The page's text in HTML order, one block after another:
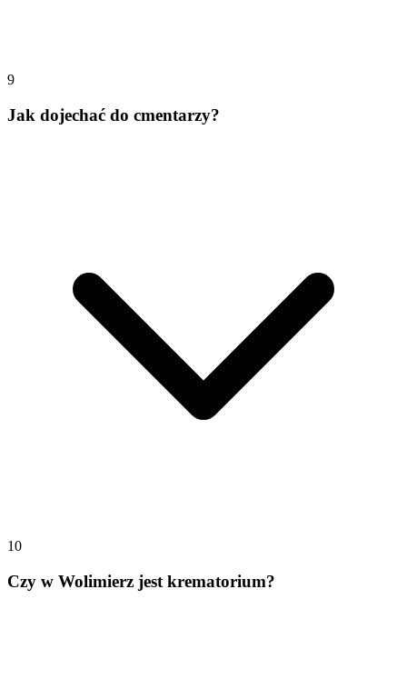
9
Jak dojechać do cmentarzy?
10
Czy w Wolimierz jest krematorium?